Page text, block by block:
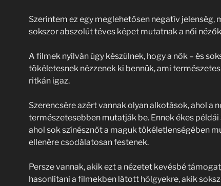
Szerintem ez egy meglehetősen negatív jelenség,
sokszor abszolút téves képet mutatnak a női
A filmek nyílván úgy készülnek, hogy a nők – és
tökéletesnek nézzenek ki bennük, ami
ritkán igaz.
Szerencsére azért vannak olyan alkotások, ahol a
természetesebben mutatják be. Ennek ékes
ahol sok színésznőt a maguk tökéletlenségében
ellenére csodálatosan festenek.
Persze vannak, akik ezt a nézetet kevésbé
hasonlítani a filmekben látott hölgyekre, akik